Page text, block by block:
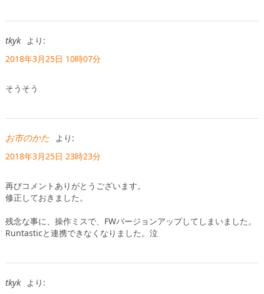
tkyk
より:
2018年3月25日 10時07分
そうそう
お市のかた
より:
2018年3月25日 23時23分
再びコメントありがとうございます。
修正しておきました。
残念な事に、操作ミスで、FWバージョンアップしてしまいました。
Runtasticと連携できなくなりました。泣
tkyk
より: